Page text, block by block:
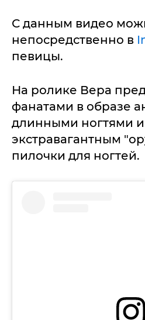
С данным видео
непосредственно в
певицы.
На ролике Вера
фанатами в образе
длинными ногтями и
экстравагантным
пилочки для ногтей.